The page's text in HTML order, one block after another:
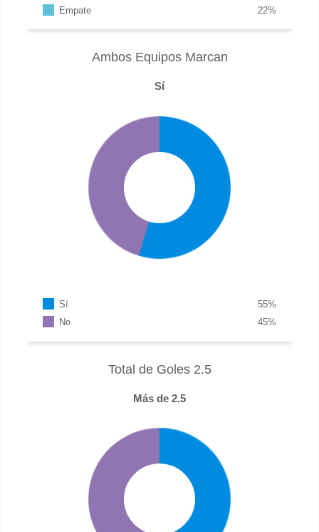
Empate
%
22
Ambos Equipos Marcan
Sí
Sí %
55
No
%
45
Total de Goles 2.5
Más de 2.5